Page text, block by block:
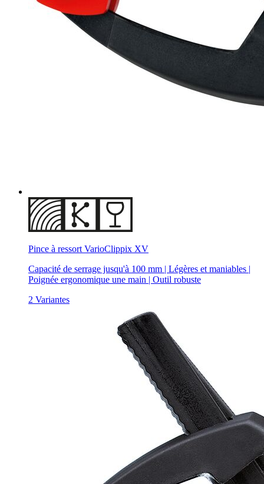
Pince à ressort VarioClippix XV
Capacité de serrage jusqu'à 100 mm | Légères et maniables |
Poignée ergonomique une main | Outil robuste
2 Variantes